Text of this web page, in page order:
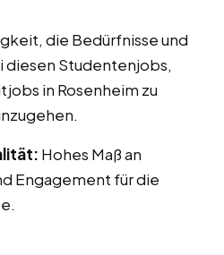
die Bedürfnisse und
diesen Studentenjobs,
in Rosenheim zu
Hohes Maß an
Engagement für die